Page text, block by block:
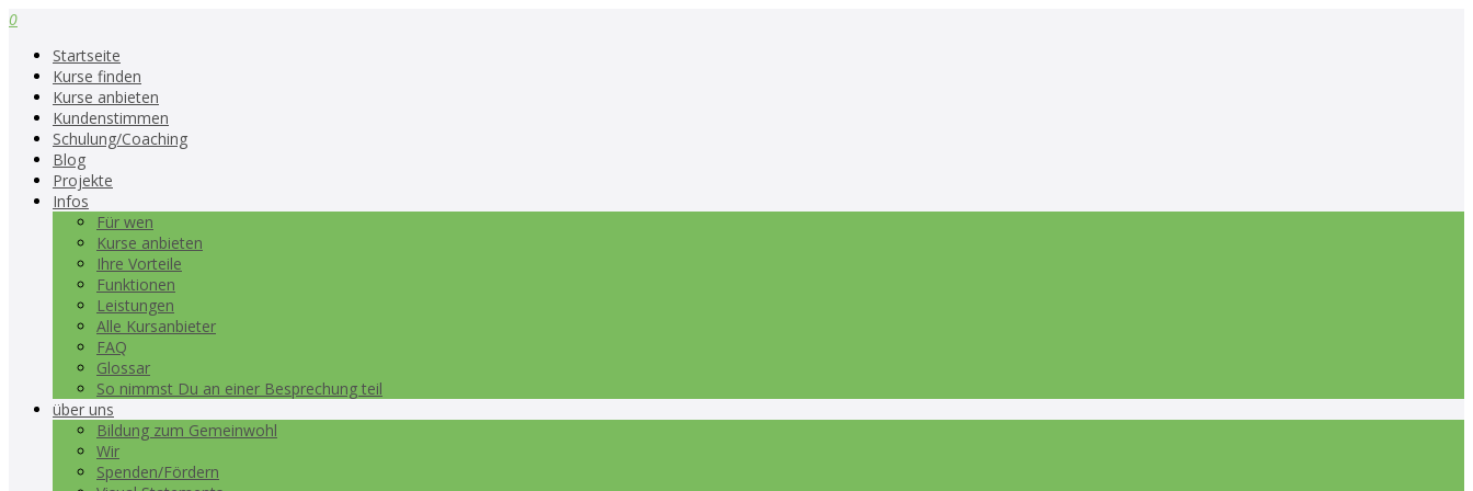
0
Startseite
Kurse finden
Kurse anbieten
Kundenstimmen
Schulung/Coaching
Blog
Projekte
Infos
Für wen
Kurse anbieten
Ihre Vorteile
Funktionen
Leistungen
Alle Kursanbieter
FAQ
Glossar
So nimmst Du an einer Besprechung teil
über uns
Bildung zum Gemeinwohl
Wir
Spenden/Fördern